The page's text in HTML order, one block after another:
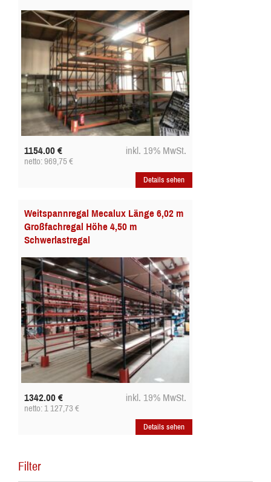
1154.00 € inkl. 19% MwSt.
netto: 969,75€
Details sehen
Weitspannregal Mecalux Länge 6,02 m
Großfachregal Höhe 4,50 m
Schwerlastregal
1342.00 € inkl. 19% MwSt.
netto: 1 127,73 €
Details sehen
Filter